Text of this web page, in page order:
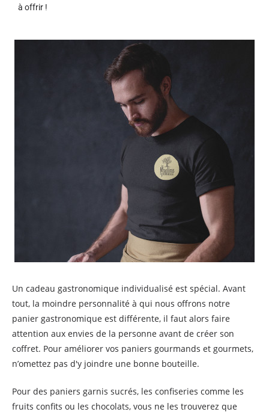
à offrir !
Un cadeau gastronomique individualisé est spécial. Avant
tout, la moindre personnalité à qui nous offrons notre
panier gastronomique est différente, il faut alors faire
attention aux envies de la personne avant de créer son
coffret. Pour améliorer vos paniers gourmands et gourmets,
n’omettez pas d'y joindre une bonne bouteille.
Pour des paniers garnis sucrés, les confiseries comme les
fruits confits ou les chocolats, vous ne les trouverez que